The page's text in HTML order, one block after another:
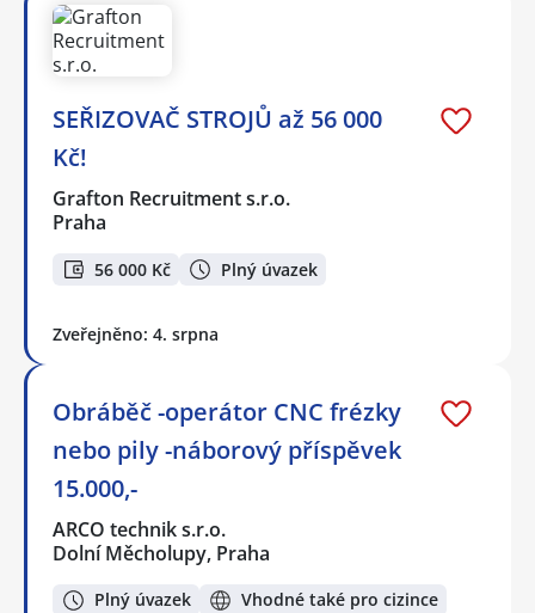
SEŘIZOVAČ STROJŮ až 56 000
Kč!
Grafton Recruitment s.r.o.
Praha
56 000 Kč Plný úvazek
Zveřejněno: 4. srpna
Obráběč -operátor CNC frézky
nebo pily -náborový příspěvek
15.000,-
ARCO technik s.r.o.
Dolní Měcholupy, Praha
Plný úvazek
Vhodné také pro cizince